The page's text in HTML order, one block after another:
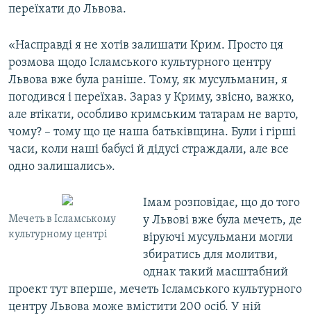
переїхати до Львова.
«Насправді я не хотів залишати Крим. Просто ця
розмова щодо Ісламського культурного центру
Львова вже була раніше. Тому, як мусульманин, я
погодився і переїхав. Зараз у Криму, звісно, важко,
але втікати, особливо кримським татарам не варто,
чому? – тому що це наша батьківщина. Були і гірші
часи, коли наші бабусі й дідусі страждали, але все
одно залишались».
Мечеть в Ісламському
культурному центрі
Імам розповідає, що до того
у Львові вже була мечеть, де
віруючі мусульмани могли
збиратись для молитви,
однак такий масштабний
проект тут вперше, мечеть Ісламського культурного
центру Львова може вмістити 200 осіб. У ній